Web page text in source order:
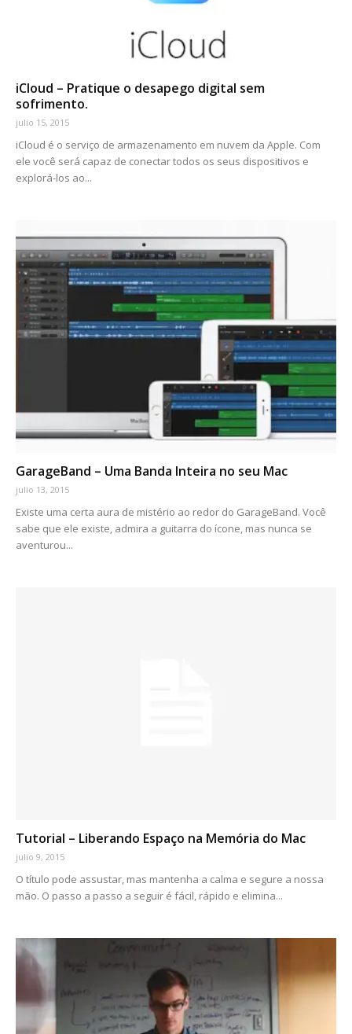
iCloud – Pratique o desapego digital sem
sofrimento.
julio 15, 2015
iCloud é o serviço de armazenamento em nuvem da Apple. Com
ele você será capaz de conectar todos os seus dispositivos e
explorá-los ao...
GarageBand – Uma Banda Inteira no seu Mac
julio 13, 2015
Existe uma certa aura de mistério ao redor do GarageBand. Você
sabe que ele existe, admira a guitarra do ícone, mas nunca se
aventurou...
Tutorial – Liberando Espaço na Memória do Mac
julio 9, 2015
O título pode assustar, mas mantenha a calma e segure a nossa
mão. O passo a passo a seguir é fácil, rápido e elimina...